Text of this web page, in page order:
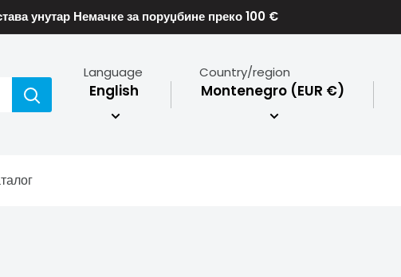
унутар Немачке за поруџбине преко 100 €
Language
English
Country/region
Montenegro (EUR €)